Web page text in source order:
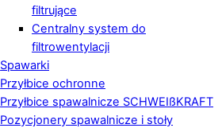
filtrujące
Centralny system do
filtrowentylacji
Spawarki
Przyłbice ochronne
Przyłbice spawalnicze SCHWEIßKRAFT
Pozycjonery spawalnicze i stoły